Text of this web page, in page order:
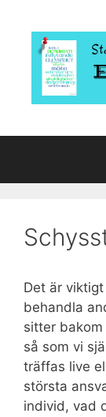
innehåll
Det är
behandla
sitter
så som vi
träffas live
största
individ, vad